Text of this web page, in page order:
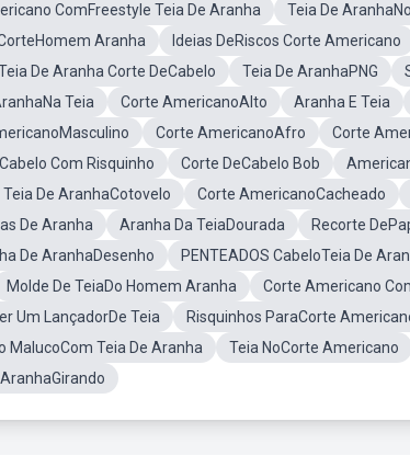
ComFreestyle Teia De Aranha Teia De
Aranha Ideias DeRiscos Corte Americano
De Aranha Corte DeCabelo Teia De AranhaPNG
Teia Corte AmericanoAlto Aranha E Teia
Corte AmericanoAfro
Corte
Com Risquinho Corte DeCabelo Bob
De AranhaCotovelo Corte AmericanoCacheado
De Aranha Aranha Da TeiaDourada
Recorte
De AranhaDesenho PENTEADOS CabeloTeia De
Molde De TeiaDo Homem Aranha
Corte Americano
Um LançadorDe Teia Risquinhos ParaCorte
MalucoCom Teia De Aranha Teia NoCorte Americano